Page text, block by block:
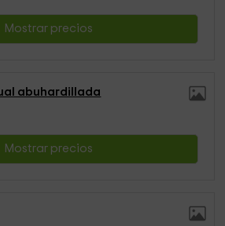
Mostrar precios
abuhardillada
Mostrar precios